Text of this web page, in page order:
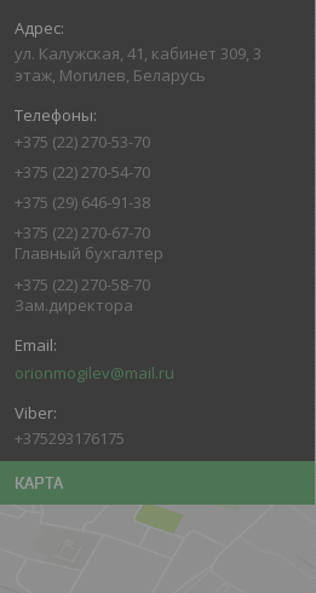
ул. Калужская, 41, кабинет 309, 3
этаж, Могилев, Беларусь
+375 (22) 270-53-70
+375 (22) 270-54-70
+375 (29) 646-91-38
+375 (22) 270-67-70
Главный бухгалтер
+375 (22) 270-58-70
Зам.директора
orionmogilev@mail.ru
+375293176175
КАРТА